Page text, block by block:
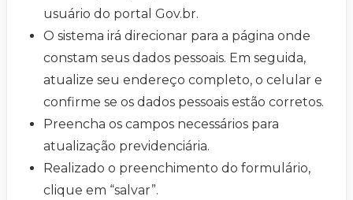
usuário do portal Gov.br.
O sistema irá direcionar para a página onde
constam seus dados pessoais. Em seguida,
atualize seu endereço completo, o celular e
confirme se os dados pessoais estão corretos.
Preencha os campos necessários para
atualização previdenciária.
Realizado o preenchimento do formulário,
clique em “salvar”.